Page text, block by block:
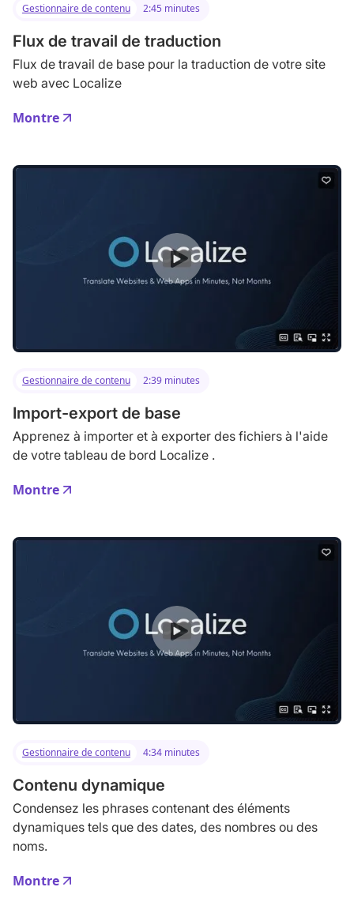
Gestionnaire de contenu 2:45 minutes
Flux de travail de traduction
Flux de travail de base pour la traduction de votre site
web avec Localize
Montre
Gestionnaire de contenu 2:39 minutes
Import-export de base
Apprenez à importer et à exporter des fichiers à l'aide
de votre tableau de bord Localize .
Montre
Gestionnaire de contenu 4:34 minutes
Contenu dynamique
Condensez les phrases contenant des éléments
dynamiques tels que des dates, des nombres ou des
noms.
Montre